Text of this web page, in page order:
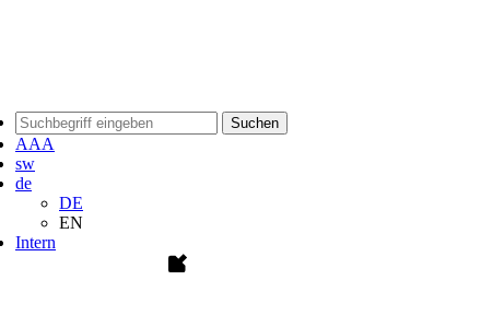
Suchen
AAA
sw
de
DE
EN
Intern